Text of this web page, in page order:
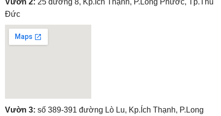
Đức
embedgooglemap.net
Vườn 3: số 389-391 đường Lò Lu, Kp.Ích Thạnh, P.Long